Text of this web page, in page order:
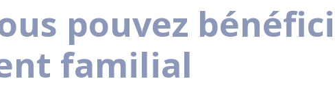
pouvez
familial